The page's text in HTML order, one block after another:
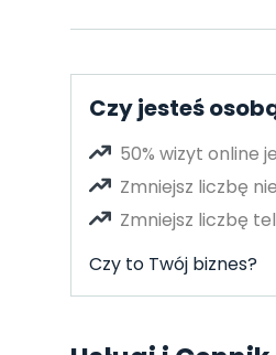
Czy jesteś
50% wizyt online
Zmniejsz liczbę
Zmniejsz liczbę
Czy to Twój biznes?